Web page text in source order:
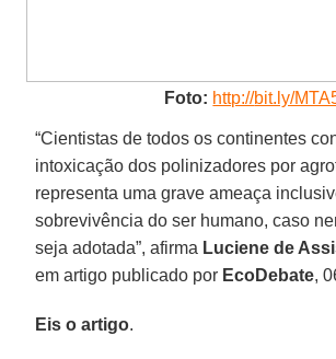
Foto: http://bit.ly/
“Cientistas de todos os continentes
intoxicação dos polinizadores por
representa uma grave ameaça
sobrevivência do ser humano, caso
seja adotada”, afirma Luciene de
em artigo publicado por EcoDebate,
Eis o artigo.